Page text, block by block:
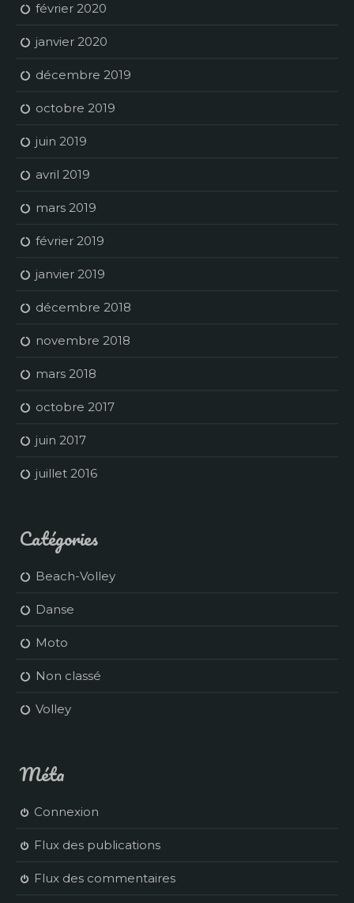
février 2020
janvier 2020
décembre 2019
octobre 2019
juin 2019
avril 2019
mars 2019
février 2019
janvier 2019
décembre 2018
novembre 2018
mars 2018
octobre 2017
juin 2017
juillet 2016
Catégories
Beach-Volley
Danse
Moto
Non classé
Volley
Méta
Connexion
Flux des publications
Flux des commentaires